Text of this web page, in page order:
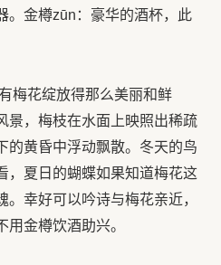
。金樽zūn：豪华的酒杯，此
梅花绽放得那么美丽和鲜
景，梅枝在水面上映照出稀疏
的黄昏中浮动飘散。冬天的鸟
，夏日的蝴蝶如果知道梅花这
幸好可以吟诗与梅花亲近，
用金樽饮酒助兴。